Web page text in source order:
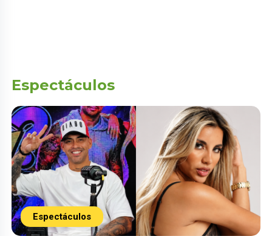
Espectáculos
Espectáculos